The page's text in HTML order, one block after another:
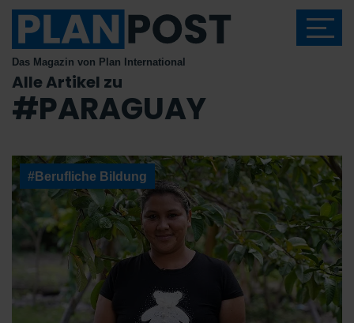
Das Magazin von Plan International
Alle Artikel zu
#PARAGUAY
#Berufliche Bildung